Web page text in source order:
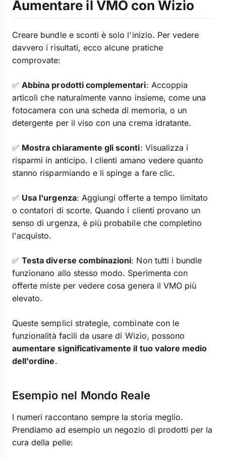
Aumentare il VMO con Wizio
Creare bundle e sconti è solo l'inizio. Per vedere
davvero i risultati, ecco alcune pratiche
comprovate:
✅Abbina prodotti complementari: Accoppia
articoli che naturalmente vanno insieme, come una
fotocamera con una scheda di memoria, o un
detergente per il viso con una crema idratante.
✅ Mostra chiaramente gli sconti: Visualizza i
risparmi in anticipo. I clienti amano vedere quanto
stanno risparmiando e li spinge a fare clic.
✅ Usa l'urgenza: Aggiungi offerte a tempo limitato
o contatori di scorte. Quando i clienti provano un
senso di urgenza, è più probabile che completino
l'acquisto.
✅Testa diverse combinazioni: Non tutti i bundle
funzionano allo stesso modo. Sperimenta con
offerte miste per vedere cosa genera il VMO più
elevato.
Queste semplici strategie, combinate con le
funzionalità facili da usare di Wizio, possono
aumentare significativamente il tuo valore medio
dell'ordine.
Esempio nel Mondo Reale
I numeri raccontano sempre la storia meglio.
Prendiamo ad esempio un negozio di prodotti per la
cura della pelle: